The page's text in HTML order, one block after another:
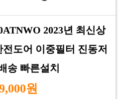
2023년 최신상
도어 이중필터 진동저
송 빠른설치
원